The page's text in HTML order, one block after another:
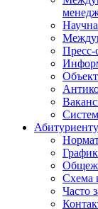
Пресс-
Абитуриенту
Схема
Часто